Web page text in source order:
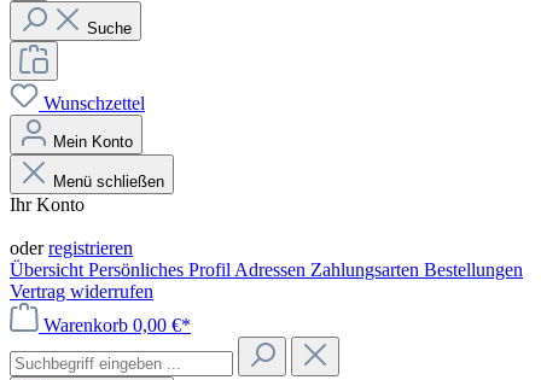
Suche
Wunschzettel
Mein Konto
Menü schließen
Ihr Konto
oderregistrieren
Übersicht Persönliches Profil Adressen Zahlungsarten Bestellungen
Vertrag widerrufen
Warenkorb 0,00 €*